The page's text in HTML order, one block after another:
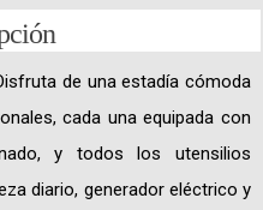
de una estadía cómoda
cada una equipada con
y todos los utensilios
diario, generador eléctrico y